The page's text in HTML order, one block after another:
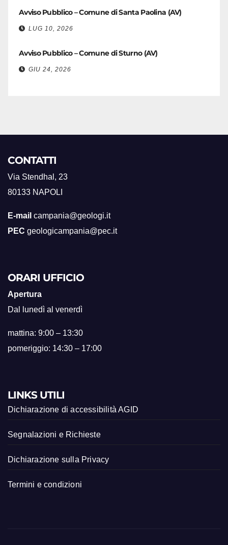
Avviso Pubblico – Comune di Santa Paolina (AV)
LUG 10, 2026
Avviso Pubblico – Comune di Sturno (AV)
GIU 24, 2026
CONTATTI
Via Stendhal, 23
80133 NAPOLI
E-mail campania@geologi.it
PEC geologicampania@pec.it
ORARI UFFICIO
Apertura
Dal lunedì al venerdì
mattina: 9:00 – 13:30
pomeriggio: 14:30 – 17:00
LINKS UTILI
Dichiarazione di accessibilità AGID
Segnalazioni e Richieste
Dichiarazione sulla Privacy
Termini e condizioni